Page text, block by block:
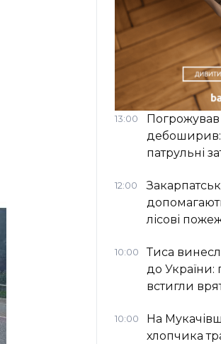
13:00
дебоширив:
патрульні
12:00
лісові
10:00
Тиса
до
встигли
10:00
На
хлопчика